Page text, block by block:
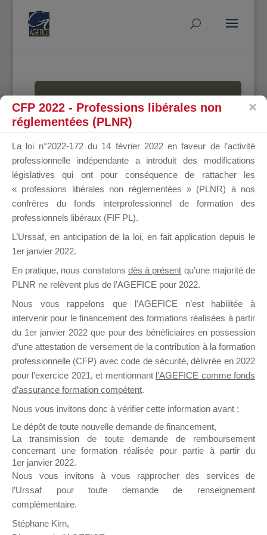
MALLETTE
DU
DIRIGEANT
Groupe Public
il y a un mois
Ce groupe est destiné aux Organismes de
Formation qui souhaitent répondre à l’Appel à
Propositions Mallette du Dirigeant.
sur lequel il est possible de laisser un message
ou poser une question.
NB : Il est nécessaire d’être
pouvoir rejoindre ce groupe
CFP 2022 - Professions libérales non
réglementées (PLNR)
La loi n°2022-172 du 14 février 2022 en faveur de l’activité
professionnelle indépendante a introduit des modifications
législatives qui ont pour conséquence de rattacher les
« professions libérales non réglementées » (PLNR) à nos
confrères du fonds interprofessionnel de formation des
professionnels libéraux (FIF PL).
L’Urssaf, en anticipation de la loi, en fait application depuis le
1er janvier 2022.
En pratique, nous constatons dès à présent qu’une majorité de
PLNR ne relèvent plus de l’AGEFICE pour 2022.
Nous vous rappelons que l’AGEFICE n’est habilitée à
intervenir pour le financement des formations réalisées à partir
du 1er janvier 2022 que pour des bénéficiaires en possession
d’une attestation de versement de la contribution à la formation
professionnelle (CFP) avec code de sécurité, délivrée en 2022
pour l’exercice 2021, et mentionnant l’AGEFICE comme fonds
d’assurance formation compétent.
Nous vous invitons donc à vérifier cette information avant :
Le dépôt de toute nouvelle demande de financement,
La transmission de toute demande de remboursement
concernant une formation réalisée pour partie à partir du
1er janvier 2022.
Nous vous invitons à vous rapprocher des services de
l’Urssaf pour toute demande de renseignement
complémentaire.
Stéphane Kirn,